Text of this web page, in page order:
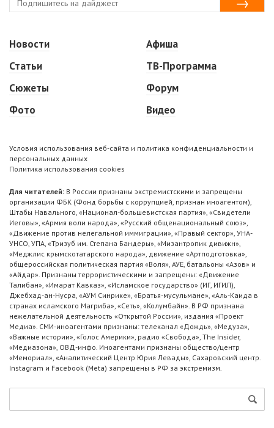
Новости
Статьи
Сюжеты
Фото
Афиша
ТВ-Программа
Форум
Видео
Условия использования веб-сайта и политика конфиденциальности и
персональных данных
Политика использования cookies
Для читателей: В России признаны экстремистскими и запрещены
организации ФБК (Фонд борьбы с коррупцией, признан иноагентом),
Штабы Навального, «Национал-большевистская партия», «Свидетели
Иеговы», «Армия воли народа», «Русский общенациональный союз»,
«Движение против нелегальной иммиграции», «Правый сектор», УНА-
УНСО, УПА, «Тризуб им. Степана Бандеры», «Мизантропик дивижн»,
«Меджлис крымскотатарского народа», движение «Артподготовка»,
общероссийская политическая партия «Воля», АУЕ, батальоны «Азов» и
«Айдар». Признаны террористическими и запрещены: «Движение
Талибан», «Имарат Кавказ», «Исламское государство» (ИГ, ИГИЛ),
Джебхад-ан-Нусра, «АУМ Синрике», «Братья-мусульмане», «Аль-Каида в
странах исламского Магриба», «Сеть», «Колумбайн». В РФ признана
нежелательной деятельность «Открытой России», издания «Проект
Медиа». СМИ-иноагентами признаны: телеканал «Дождь», «Медуза»,
«Важные истории», «Голос Америки», радио «Свобода», The Insider,
«Медиазона», ОВД-инфо. Иноагентами признаны общество/центр
«Мемориал», «Аналитический Центр Юрия Левады», Сахаровский центр.
Instagram и Facebook (Metа) запрещены в РФ за экстремизм.